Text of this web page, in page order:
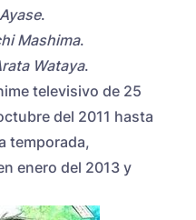
.
Mashima.
Wataya.
televisivo de 25
del 2011 hasta
temporada,
enero del 2013 y